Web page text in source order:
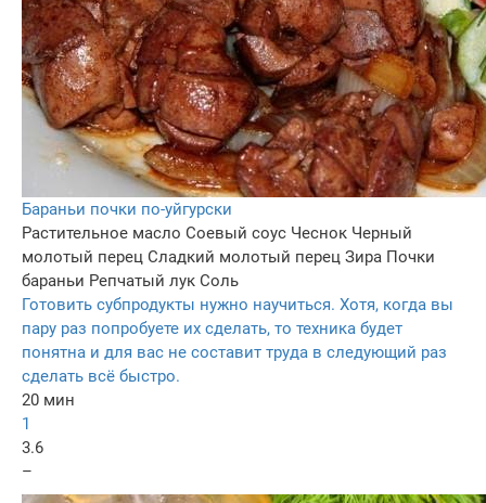
Бараньи почки по-уйгурски
Растительное масло Соевый соус Чеснок Черный
молотый перец Сладкий молотый перец Зира Почки
бараньи Репчатый лук Соль
Готовить субпродукты нужно научиться. Хотя, когда вы
пару раз попробуете их сделать, то техника будет
понятна и для вас не составит труда в следующий раз
сделать всё быстро.
20 мин
1
3.6
–